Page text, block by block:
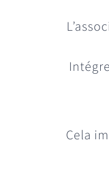
Cela